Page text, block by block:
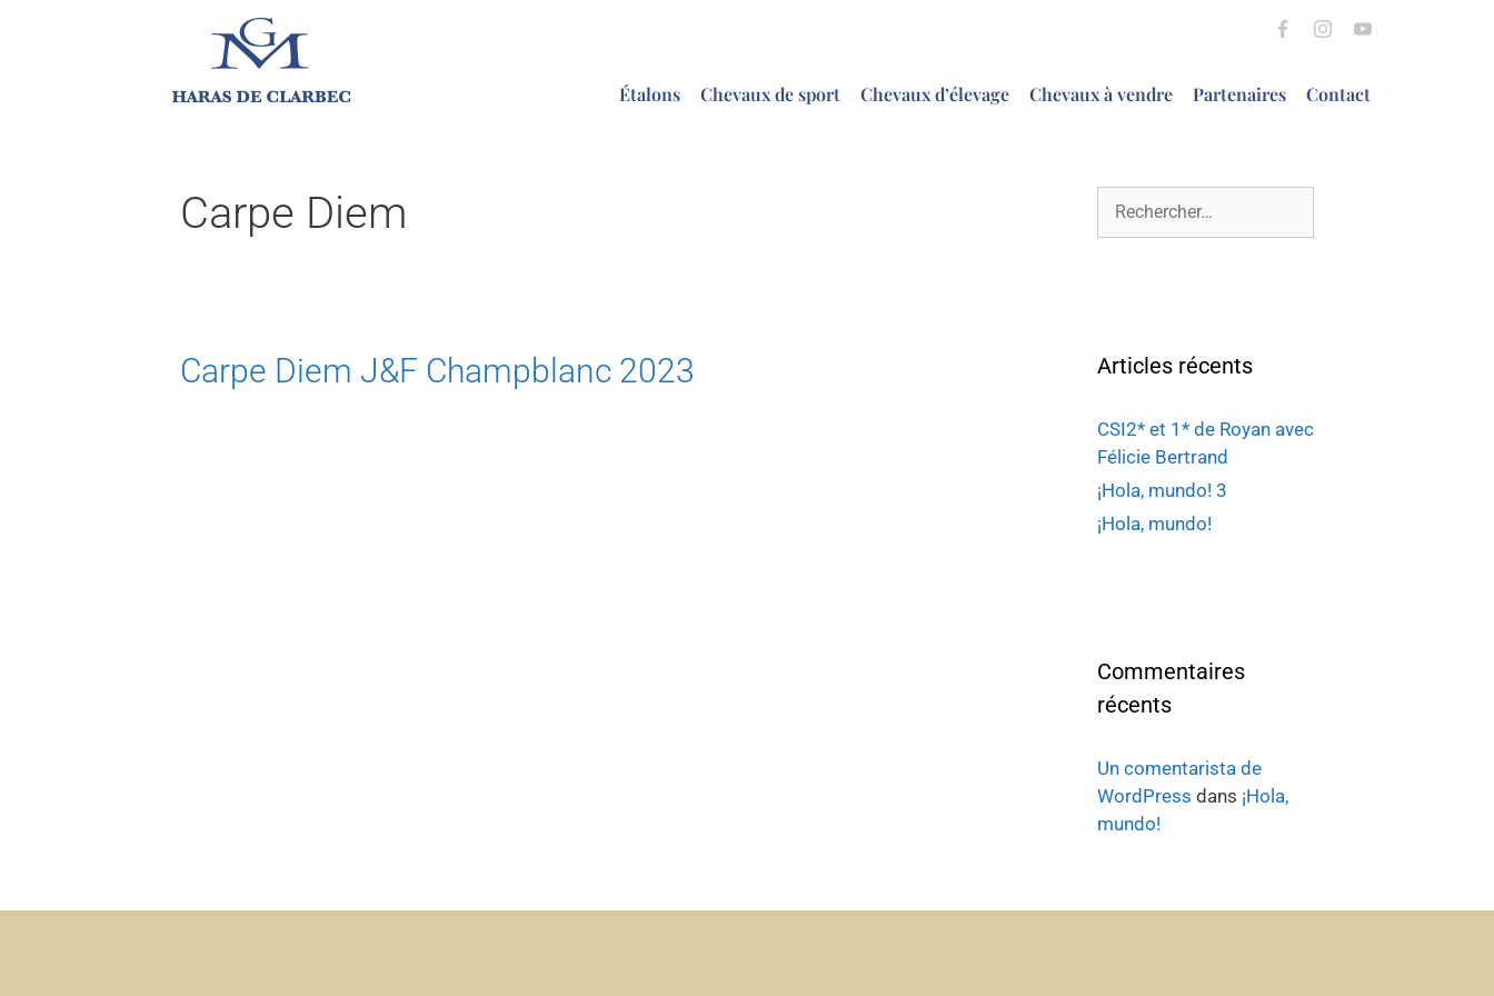
Étalons Chevaux de sport Chevaux d’élevage Chevaux à vendre Partenaires Contact
Carpe Diem
Carpe Diem J&F Champblanc 2023 Articles récents
CSI2* et 1* de Royan avec
Félicie Bertrand
¡Hola, mundo! 3
¡Hola, mundo!
Commentaires
récents
Un comentarista de
WordPress dans ¡Hola,
mundo!